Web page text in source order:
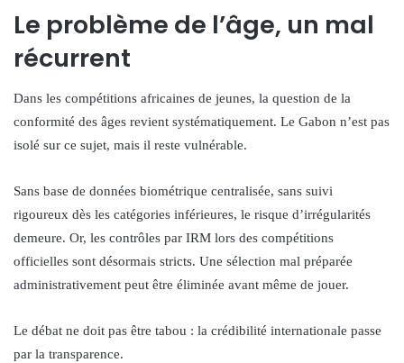
Le problème de l’âge, un mal
récurrent
Dans les compétitions africaines de jeunes, la question de la
conformité des âges revient systématiquement. Le Gabon n’est pas
isolé sur ce sujet, mais il reste vulnérable.
Sans base de données biométrique centralisée, sans suivi
rigoureux dès les catégories inférieures, le risque d’irrégularités
demeure. Or, les contrôles par IRM lors des compétitions
officielles sont désormais stricts. Une sélection mal préparée
administrativement peut être éliminée avant même de jouer.
Le débat ne doit pas être tabou : la crédibilité internationale passe
par la transparence.